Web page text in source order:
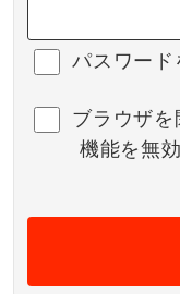
パスワード
ブラウザ
機能を無